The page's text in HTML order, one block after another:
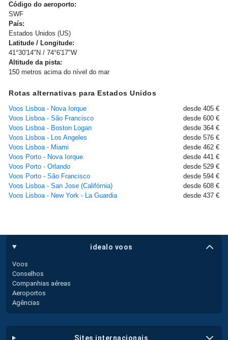
Código do aeroporto:
SWF
País:
Estados Unidos (US)
Latitude / Longitude:
41°30'14"N / 74°6'17"W
Altitude da pista:
150 metros acima do nível do mar
Rotas alternativas para Estados Unidos
Voos Lisboa - Nova Iorque
desde 405 €
Voos Lisboa - São Francisco
desde 600 €
Voos Lisboa - Boston Logan
desde 364 €
Voos Lisboa - Los Angeles
desde 576 €
Voos Lisboa - Miami
desde 462 €
Voos Porto - Nova Iorque
desde 441 €
Voos Porto - Orlando
desde 529 €
Voos Porto - São Francisco
desde 594 €
Voos Lisboa - San Jose (Califórnia)
desde 608 €
Voos Lisboa - New York - La Guardia
desde 437 €
idealo voos
Voos
Conselhos
Companhias aéreas
Aeroportos
Agências
sites internacionais